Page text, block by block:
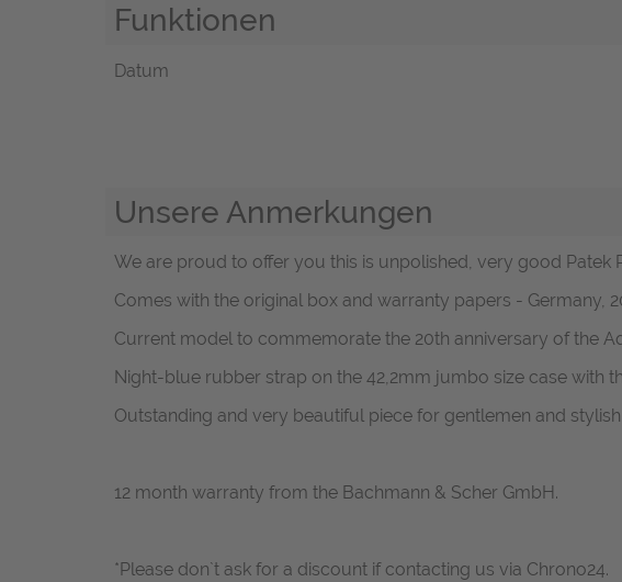
Funktionen
Datum
Unsere Anmerkungen
We are proud to offer you this is unpolished, very good Patek
Comes with the original box and warranty papers - Germany,
Current model to commemorate the 20th anniversary of the
Night-blue rubber strap on the 42,2mm jumbo size case with
Outstanding and very beautiful piece for gentlemen and stylish
12 month warranty from the Bachmann & Scher GmbH.
*Please don`t ask for a discount if contacting us via Chrono24.